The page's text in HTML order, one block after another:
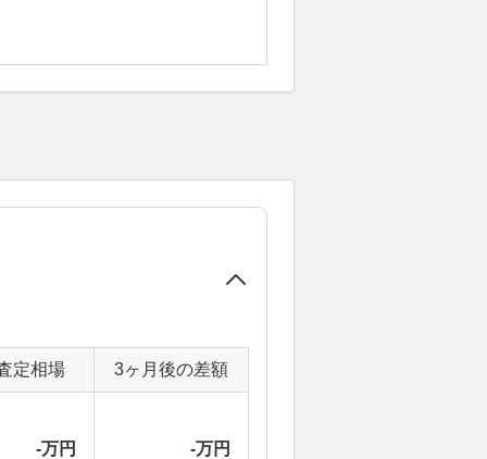
定相場 3ヶ月後の差額
-万円 -万円